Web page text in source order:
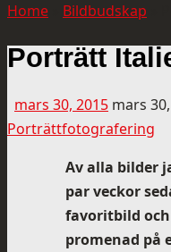
Home Bildbudskap
Porträtt
mars 30, 2015 mars
Porträttfotografering
Av alla bilder
par veckor
favoritbild och
promenad på